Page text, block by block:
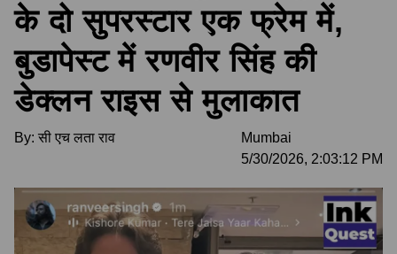
के दो सुपरस्टार एक फ्रेम में,
बुडापेस्ट में रणवीर सिंह की
डेक्लन राइस से मुलाकात
By: सी एच लता राव
Mumbai
5/30/2026, 2:03:12 PM